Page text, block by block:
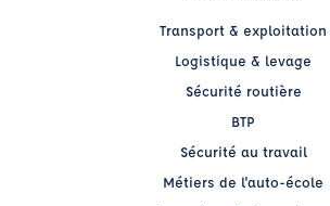
Transport & exploitation
Logistique & levage
Sécurité routière
BTP
Sécurité au travail
Métiers de l'auto-école